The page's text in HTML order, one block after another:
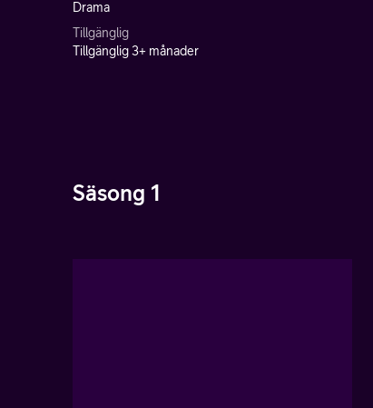
Drama
Tillgänglig
Tillgänglig 3+ månader
Säsong 1